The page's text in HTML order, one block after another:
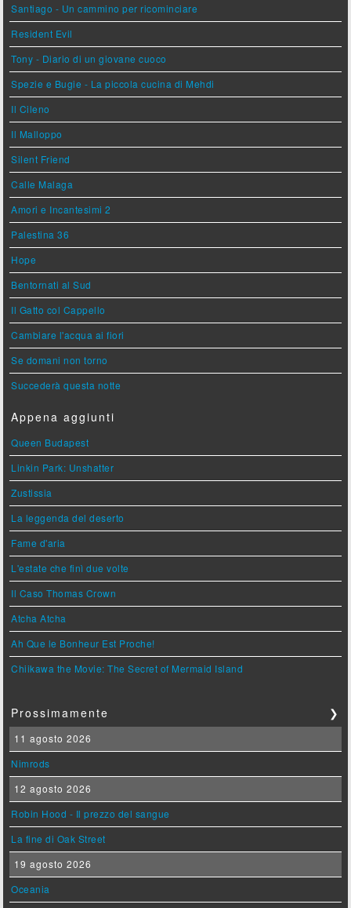
Santiago - Un cammino per ricominciare
Resident Evil
Tony - Diario di un giovane cuoco
Spezie e Bugie - La piccola cucina di Mehdi
Il Cileno
Il Malloppo
Silent Friend
Calle Malaga
Amori e Incantesimi 2
Palestina 36
Hope
Bentornati al Sud
Il Gatto col Cappello
Cambiare l'acqua ai fiori
Se domani non torno
Succederà questa notte
Appena aggiunti
Queen Budapest
Linkin Park: Unshatter
Zustissia
La leggenda del deserto
Fame d'aria
L'estate che finì due volte
Il Caso Thomas Crown
Atcha Atcha
Ah Que le Bonheur Est Proche!
Chiikawa the Movie: The Secret of Mermaid Island
Prossimamente ❯
11 agosto 2026
Nimrods
12 agosto 2026
Robin Hood - Il prezzo del sangue
La fine di Oak Street
19 agosto 2026
Oceania